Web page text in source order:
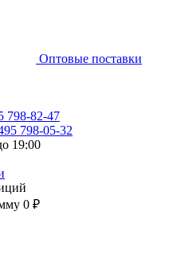
Оптовые поставки
798-82-47
798-05-32
19:00
0 ₽